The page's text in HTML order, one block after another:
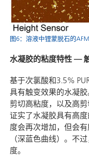
图6：溶液中锂蒙脱石的
水凝胶的粘度特性 —
基于次氯酸和3.5%
具有触变效果的水凝
剪切高粘度，以及高
证实了水凝胶具有高
度会再次增加，但会
（深蓝色曲线）。不
度。